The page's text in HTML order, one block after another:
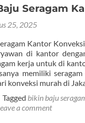
Seragam
25, 2025
Kantor
di kantor
kerja untuk di
memiliki
konveksi murah di
Tagged bikin baju
a comment